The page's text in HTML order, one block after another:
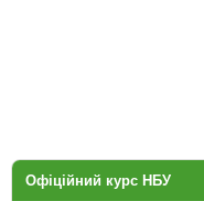
Офіційний курс НБУ